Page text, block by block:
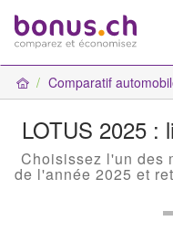
Comparatif
LOTUS 2025 :
Choisissez l'un des
de l'année 2025 et